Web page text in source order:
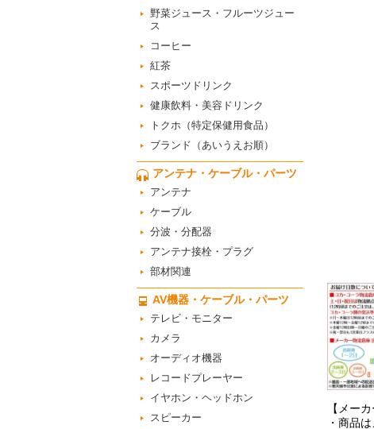
野菜ジュース・フルーツジュー
ス
コーヒー
紅茶
スポーツドリンク
健康飲料・美容ドリンク
トクホ（特定保健用食品）
ブランド（あいうえお順）
アンテナ・ケーブル・パーツ
アンテナ
ケーブル
分波・分配器
アンテナ接栓・プラグ
部材関連
AV機器・ケーブル・パーツ
テレビ・モニター
カメラ
オーディオ機器
レコードプレーヤー
イヤホン・ヘッドホン
スピーカー
【メー
・商品